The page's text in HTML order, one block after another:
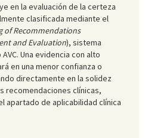
en la evaluación de la certeza
clasificada mediante el
of Recommendations
and Evaluation), sistema
Una evidencia con alto
en una menor confianza o
directamente en la solidez
recomendaciones clínicas,
apartado de aplicabilidad clínica